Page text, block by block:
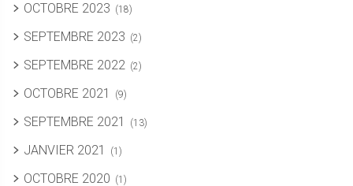
OCTOBRE 2023 (18)
SEPTEMBRE 2023 (2)
SEPTEMBRE 2022 (2)
OCTOBRE 2021 (9)
SEPTEMBRE 2021 (13)
JANVIER 2021 (1)
OCTOBRE 2020 (1)